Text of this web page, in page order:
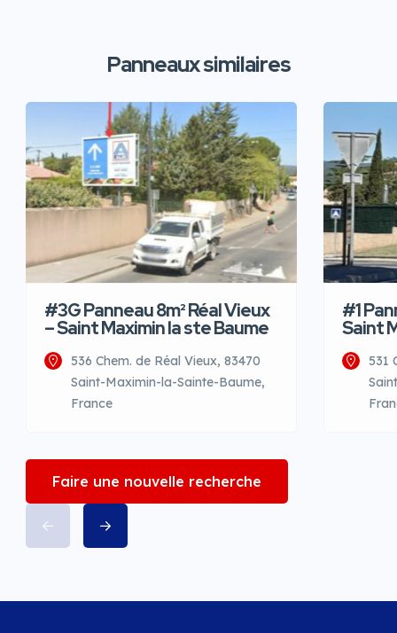
Panneaux similaires
#3G Panneau 8m² Réal Vieux
– Saint Maximin la ste Baume
536 Chem. de Réal Vieux, 83470
Saint-Maximin-la-Sainte-Baume,
France
#1
Saint
531
Faire une nouvelle recherche